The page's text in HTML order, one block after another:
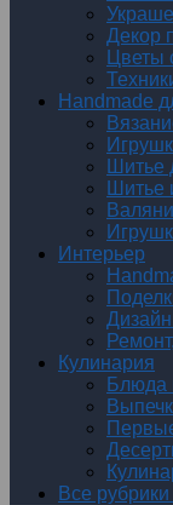
Декор
Цветы
Handmade
Шитье
Шитье
Интерьер
Кулинария
Блюда
Все рубрики